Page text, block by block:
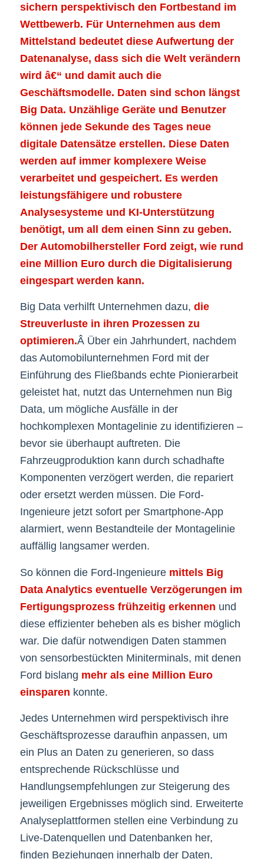
sichern perspektivisch den Fortbestand im
Wettbewerb. Für Unternehmen aus dem
Mittelstand bedeutet diese Aufwertung der
Datenanalyse, dass sich die Welt verändern
wird â€“ und damit auch die
Geschäftsmodelle. Daten sind schon längst
Big Data. Unzählige Geräte und Benutzer
können jede Sekunde des Tages neue
digitale Datensätze erstellen. Diese Daten
werden auf immer komplexere Weise
verarbeitet und gespeichert. Es werden
leistungsfähigere und robustere
Analysesysteme und KI-Unterstützung
benötigt, um all dem einen Sinn zu geben.
Der Automobilhersteller Ford zeigt, wie rund
eine Million Euro durch die Digitalisierung
eingespart werden kann.
Big Data verhilft Unternehmen dazu, die
Streuverluste in ihren Prozessen zu
optimieren.Â Über ein Jahrhundert, nachdem
das Automobilunternehmen Ford mit der
Einführung des Fließbands echte Pionierarbeit
geleistet hat, nutzt das Unternehmen nun Big
Data, um mögliche Ausfälle in der
hochkomplexen Montagelinie zu identifizieren –
bevor sie überhaupt auftreten. Die
Fahrzeugproduktion kann durch schadhafte
Komponenten verzögert werden, die repariert
oder ersetzt werden müssen. Die Ford-
Ingenieure jetzt sofort per Smartphone-App
alarmiert, wenn Bestandteile der Montagelinie
auffällig langsamer werden.
So können die Ford-Ingenieure mittels Big
Data Analytics eventuelle Verzögerungen im
Fertigungsprozess frühzeitig erkennen und
diese effizienter beheben als es bisher möglich
war. Die dafür notwendigen Daten stammen
von sensorbestückten Miniterminals, mit denen
Ford bislang mehr als eine Million Euro
einsparen konnte.
Jedes Unternehmen wird perspektivisch ihre
Geschäftsprozesse daraufhin anpassen, um
ein Plus an Daten zu generieren, so dass
entsprechende Rückschlüsse und
Handlungsempfehlungen zur Steigerung des
jeweiligen Ergebnisses möglich sind. Erweiterte
Analyseplattformen stellen eine Verbindung zu
Live-Datenquellen und Datenbanken her,
finden Beziehungen innerhalb der Daten,